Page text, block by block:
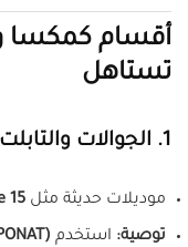
أقسام كمكسا
تستاهل
1. الجوالات والتابلت
موديلات حديثة مثل 15
توصية: استخدم (ALLCOUPONAT)